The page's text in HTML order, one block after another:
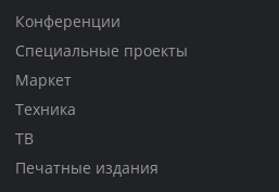
Конференции
Специальные проекты
Маркет
Техника
ТВ
Печатные издания